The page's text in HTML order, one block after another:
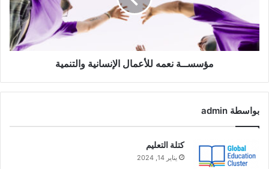
مؤسســة نعمه للأعمال الإنسانية والتنمية
بواسطة admin
كتلة التعليم
يناير 14, 2024